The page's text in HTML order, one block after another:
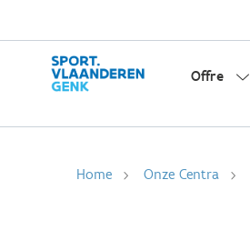
Offre
Home Onze Centra